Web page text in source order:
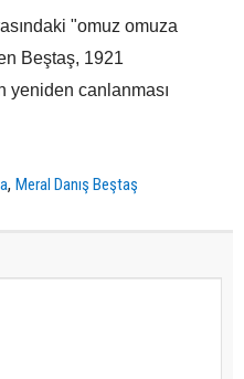
"omuz omuza
Beştaş, 1921
yeniden canlanması
,Meral Danış Beştaş